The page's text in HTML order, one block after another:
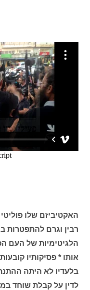
האקטיביזם שלו
רבין וגרם להתפטרות
הלגיטימיות של העם
אותו * פסיקותיו
בלעדיו לא היתה
לדין על קבלת שוחד